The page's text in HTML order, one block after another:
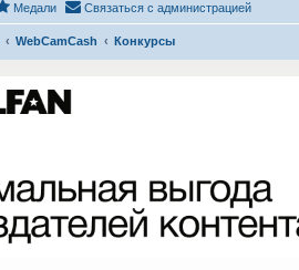
Медали Связаться с администрацией
WebCamCash Конкурсы